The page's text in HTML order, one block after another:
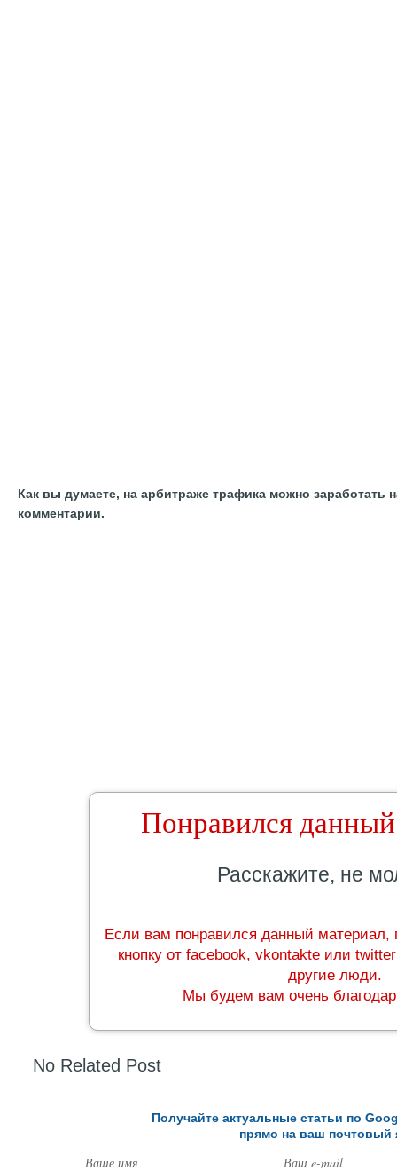
Как вы думаете, на арбитраже трафика можно заработать
комментарии.
Понравился
Расскажите, не
Если вам понравился данный материал,
кнопку от facebook, vkontakte или
другие люди.
Мы будем вам очень
No Related Post
Получайте актуальные статьи по
прямо на ваш почтовый